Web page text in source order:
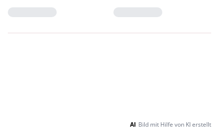
AI Bild mit Hilfe von KI erstellt